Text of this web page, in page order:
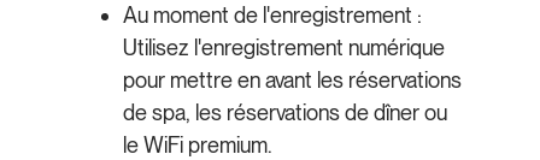
Au moment de l'enregistrement :
Utilisez l'enregistrement numérique
pour mettre en avant les réservations
de spa, les réservations de dîner ou
le WiFi premium.